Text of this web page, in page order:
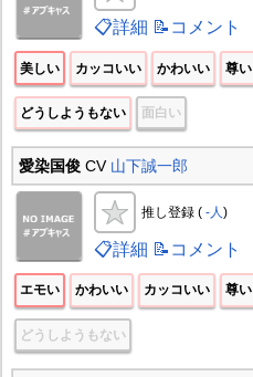
📋詳細 📝コメント
美しい カッコいい かわいい 尊い
どうしようもない 面白い
愛染国俊CV 山下誠一郎
推し登録 ( -人)
📋詳細 📝コメント
エモい かわいい カッコいい 尊い
どうしようもない